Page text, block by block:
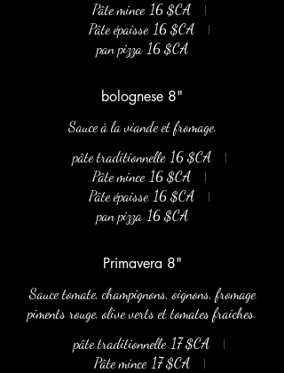
Pâte mince 16 $CA
Pâte épaisse 16 $CA
pan pizza 16 $CA
bolognese 8"
Sauce à la viande et fromage.
pâte traditionnelle 16 $CA
Pâte mince 16 $CA
Pâte épaisse 16 $CA
pan pizza 16 $CA
Primavera 8"
Sauce tomate, champignons, oignons, fromage
piments rouge, olive verts et tomates fraiches.
pâte traditionnelle 17 $CA
Pâte mince 17 $CA